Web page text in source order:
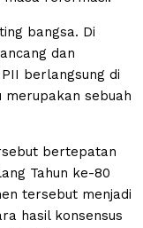
bangsa. Di
dan
berlangsung di
merupakan sebuah
bertepatan
Tahun ke-80
tersebut menjadi
hasil konsensus